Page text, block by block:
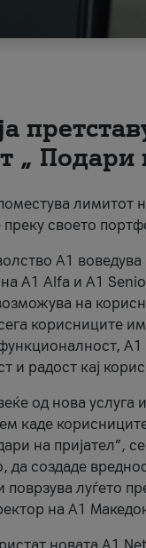
„ Подари
лимитот
своето
А1
А1 Alfa и A1
на
корисниците
и радост кај
од нова услуга
каде
на пријател”,
создаде
луѓето
на А1